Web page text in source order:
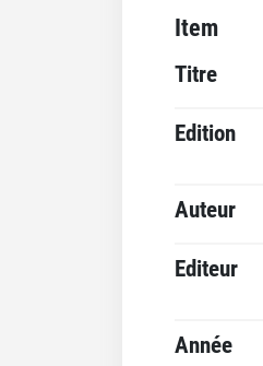
Item
Titre
Edition
Auteur
Editeur
Année